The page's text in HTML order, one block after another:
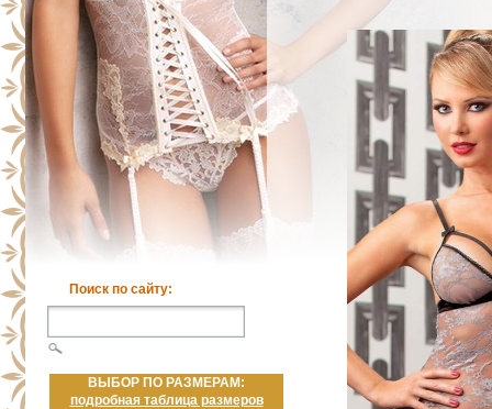
Поиск по сайту:
ВЫБОР ПО РАЗМЕРАМ:
подробная таблица размеров